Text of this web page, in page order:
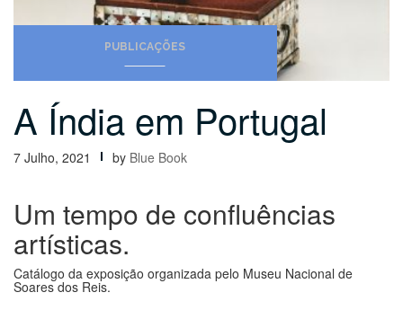
PUBLICAÇÕES
A Índia em Portugal
7 Julho, 2021 by Blue Book
Um tempo de confluências
artísticas.
Catálogo da exposição organizada pelo Museu Nacional de
Soares dos Reis.